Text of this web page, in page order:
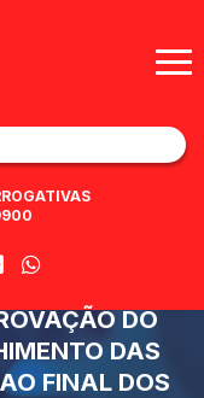
DO
DAS
FINAL DOS